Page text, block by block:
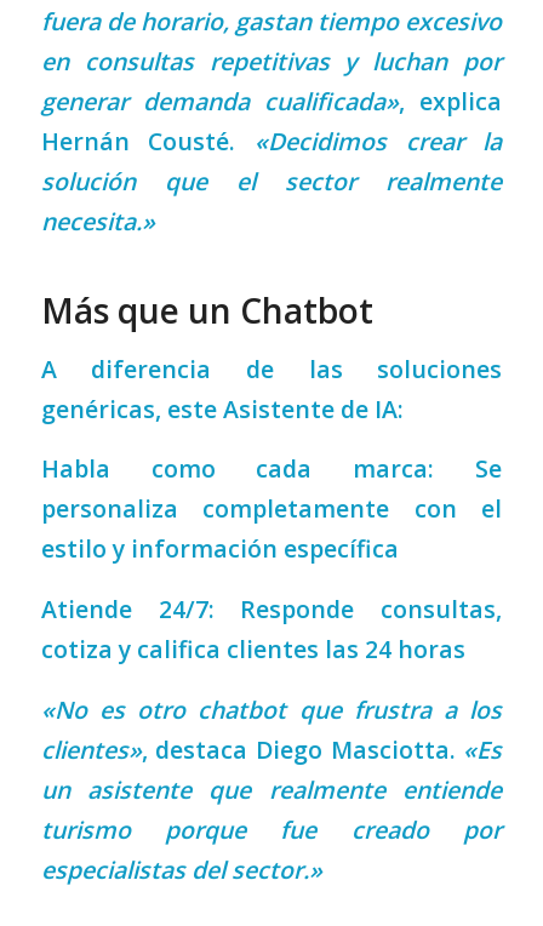
fuera de horario, gastan tiempo excesivo
en consultas repetitivas y luchan por
generar demanda cualificada», explica
Hernán Cousté. «Decidimos crear la
solución que el sector realmente
necesita.»
Más que un Chatbot
A diferencia de las soluciones
genéricas, este Asistente de IA:
Habla como cada marca: Se
personaliza completamente con el
estilo y información específica
Atiende 24/7: Responde consultas,
cotiza y califica clientes las 24 horas
«No es otro chatbot que frustra a los
clientes», destaca Diego Masciotta. «Es
un asistente que realmente entiende
turismo porque fue creado por
especialistas del sector.»